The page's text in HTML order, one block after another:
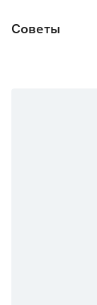
Советы